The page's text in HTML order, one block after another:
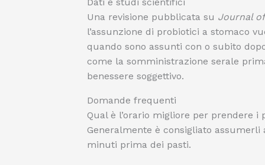
Una revisione pubblicata su Journal
l’assunzione di probiotici a stomaco
quando sono assunti con o subito
come la somministrazione serale
benessere soggettivo.
Domande frequenti
Qual è l’orario migliore per prendere i
Generalmente è consigliato
minuti prima dei pasti.